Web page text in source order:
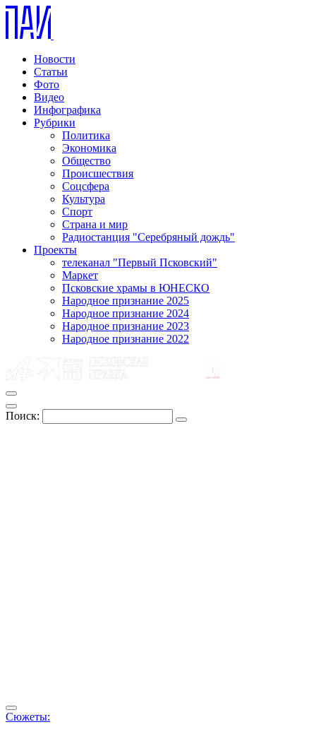
Новости
Статьи
Фото
Видео
Инфографика
Рубрики
Политика
Экономика
Общество
Происшествия
Соцсфера
Культура
Спорт
Страна и мир
Радиостанция "Серебряный дождь"
Проекты
телеканал "Первый Псковский"
Маркет
Псковские храмы в ЮНЕСКО
Народное признание 2025
Народное признание 2024
Народное признание 2023
Народное признание 2022
Поиск:
Сюжеты: